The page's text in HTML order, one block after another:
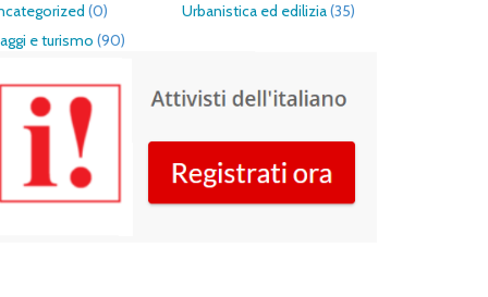
(0) Urbanistica ed edilizia(35)
e turismo (90)